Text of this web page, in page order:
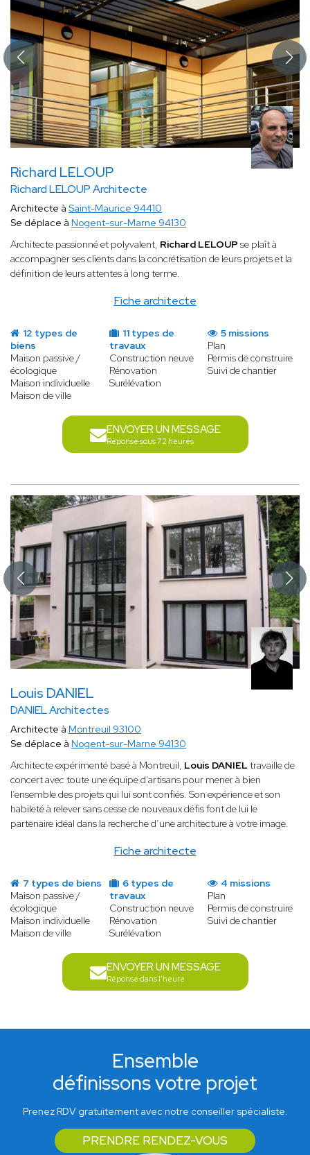
Richard LELOUP
Richard LELOUP Architecte
Fiche architecte
Architecte à Saint-Maurice 94410
Se déplace à Nogent-sur-Marne 94130
Architecte passionné et polyvalent, Richard LELOUP se plaît à
accompagner ses clients dans la concrétisation de leurs projets et la
définition de leurs attentes à long terme.
12 types de
biens
Maison passive /
écologique
Maison individuelle
Maison de ville
11 types de
travaux
Construction neuve
Rénovation
Surélévation
5 missions
Plan
Permis de construire
Suivi de chantier
ENVOYER UN MESSAGE
Réponse sous 72 heures
Louis DANIEL
DANIEL Architectes
Fiche architecte
Architecte à Montreuil 93100
Se déplace à Nogent-sur-Marne 94130
Architecte expérimenté basé à Montreuil, Louis DANIELtravaille de
concert avec toute une équipe d’artisans pour mener à bien
l’ensemble des projets qui lui sont confiés. Son expérience et son
habileté à relever sans cesse de nouveaux défis font de lui le
partenaire idéal dans la recherche d’une architecture à votre image.
7 types de biens
Maison passive /
écologique
Maison individuelle
Maison de ville
6 types de
travaux
Construction neuve
Rénovation
Surélévation
4 missions
Plan
Permis de construire
Suivi de chantier
ENVOYER UN MESSAGE
Réponse dans l'heure
Ensemble
définissons votre projet
Prenez RDV gratuitement avec notre conseiller spécialiste.
PRENDRE RENDEZ-VOUS